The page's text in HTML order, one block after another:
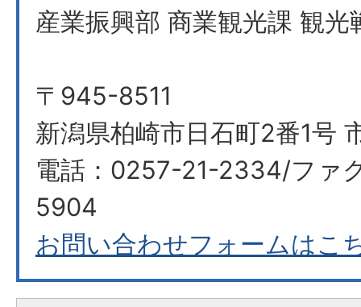
産業振興部 商業観光課 観光
〒945-8511
新潟県柏崎市日石町2番1号
電話：0257-21-2334/ファ
5904
お問い合わせフォームはこ